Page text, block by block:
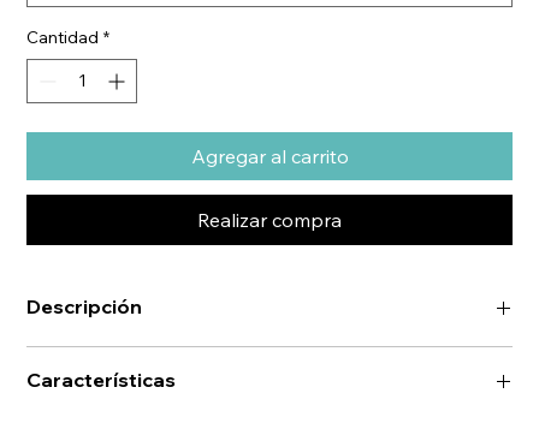
Cantidad *
Agregar al carrito
Realizar compra
Descripción
Características